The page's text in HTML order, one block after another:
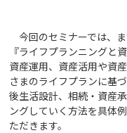
今回のセミナーでは、
『ライフプランニングと
資産運用、資産活用や資
さまのライフプランに基
後生活設計、相続・資産
ングしていく方法を具体
ただきます。